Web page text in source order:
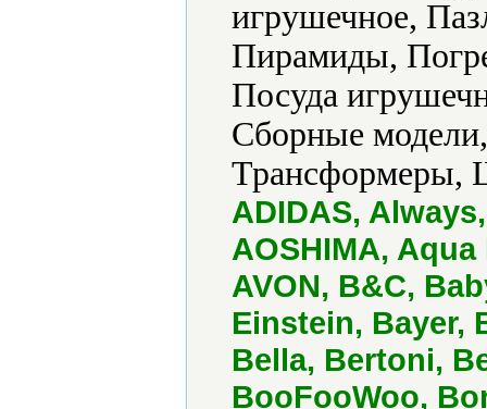
игрушечное,
Пирамиды,
Посуда
Сборные
Трансформеры,
ADIDAS,
AOSHIMA,
AVON, B&C,
Einstein, Bayer,
Bella, Bertoni,
BooFooWoo,